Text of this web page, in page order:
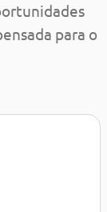
para o